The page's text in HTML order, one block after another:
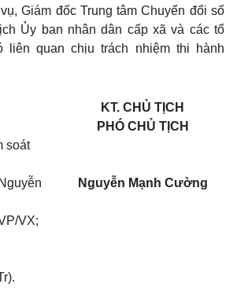
Giám đốc Trung tâm Chuyển đổi số
Ủy ban nhân dân cấp xã và các tổ
liên quan chịu trách nhiệm thi hành
soát
VX;
KT. CHỦ TỊCH
PHÓ CHỦ TỊCH
Nguyễn Mạnh Cường